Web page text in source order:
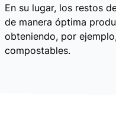
En su lugar, los restos
de manera óptima
obteniendo, por
compostables.